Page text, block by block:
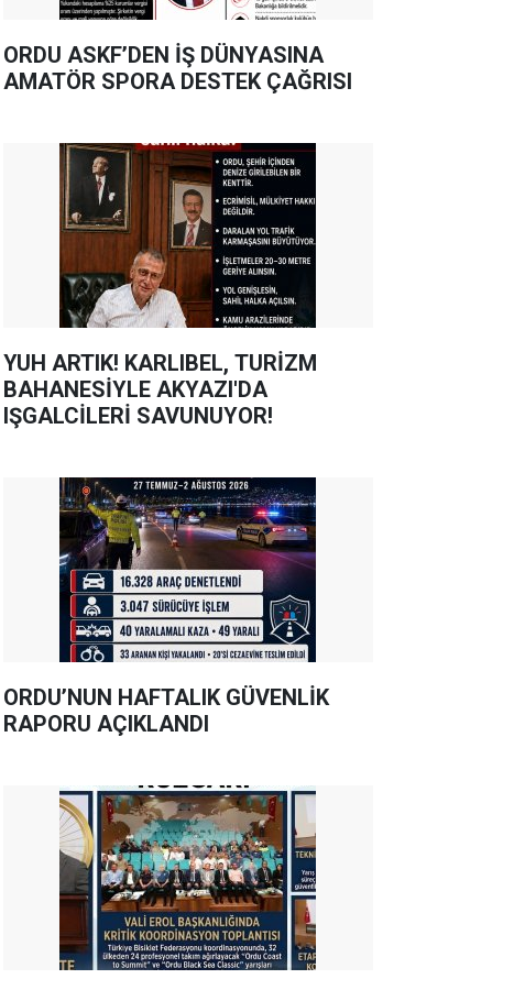
ORDU ASKF’DEN İŞ DÜNYASINA
AMATÖR SPORA DESTEK ÇAĞRISI
YUH ARTIK! KARLIBEL, TURİZM
BAHANESİYLE AKYAZI'DA
IŞGALCİLERİ SAVUNUYOR!
ORDU’NUN HAFTALIK GÜVENLİK
RAPORU AÇIKLANDI